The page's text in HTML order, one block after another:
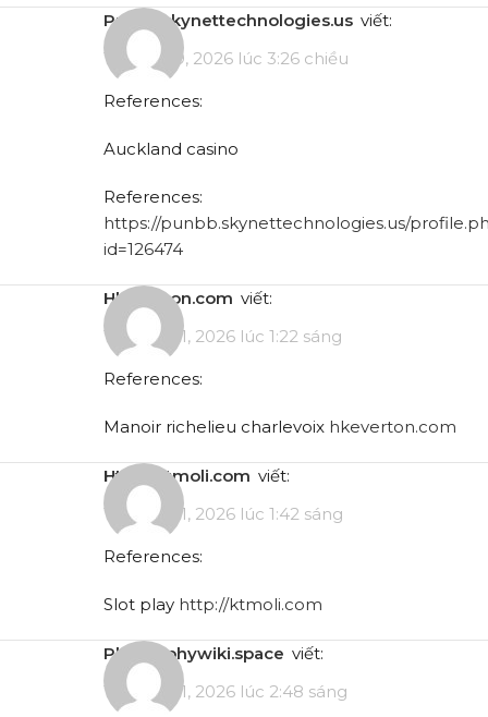
punbb.skynettechnologies.us viết:
Tháng 5 9, 2026 lúc 3:26 chiều
References:
Auckland casino
References:
https://punbb.skynettechnologies.us/
id=126474
hkeverton.com viết:
Tháng 5 11, 2026 lúc 1:22 sáng
References:
Manoir richelieu charlevoix hkeverton.com
http://ktmoli.com viết:
Tháng 5 11, 2026 lúc 1:42 sáng
References:
Slot play http://ktmoli.com
philosophywiki.space viết:
Tháng 5 11, 2026 lúc 2:48 sáng